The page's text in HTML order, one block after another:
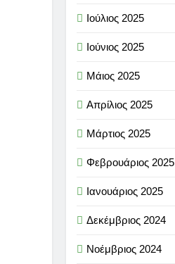
Ιούλιος 2025
Ιούνιος 2025
Μάιος 2025
Απρίλιος 2025
Μάρτιος 2025
Φεβρουάριος 2025
Ιανουάριος 2025
Δεκέμβριος 2024
Νοέμβριος 2024